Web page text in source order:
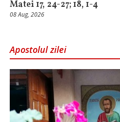
Matei 17, 24-27; 18, 1-4
08 Aug, 2026
Apostolul zilei